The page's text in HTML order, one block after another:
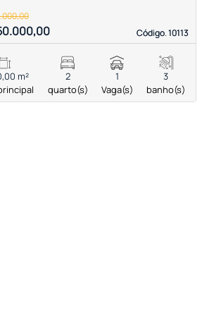
Código. 10113
Código. 10113
m²
2
quarto(s)
1
Vaga(s)
3
banho(s)